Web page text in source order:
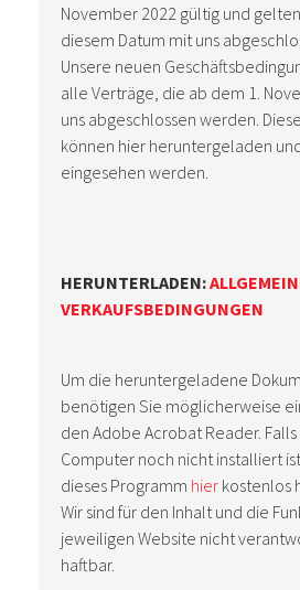
November 2022 gültig und
diesem Datum mit uns
Unsere neuen
alle Verträge, die ab dem 1.
uns abgeschlossen werden.
können hier heruntergeladen
eingesehen werden.
HERUNTERLADEN:
VERKAUFSBEDINGUNGEN
Um die heruntergeladene
benötigen Sie möglicherweise
den Adobe Acrobat Reader.
Computer noch nicht installiert
dieses Programm hier kostenlos
Wir sind für den Inhalt und die
jeweiligen Website nicht
haftbar.